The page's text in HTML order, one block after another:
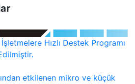
Hızlı Destek Programı
etkilenen mikro ve küçük